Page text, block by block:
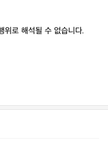
위로 해석될 수 없습니다.